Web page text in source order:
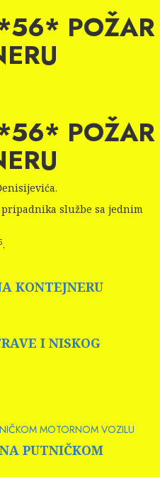
POŽAR
POŽAR
službe sa jednim
.
KONTEJNERU
I NISKOG
MOTORNOM VOZILU
PUTNIČKOM